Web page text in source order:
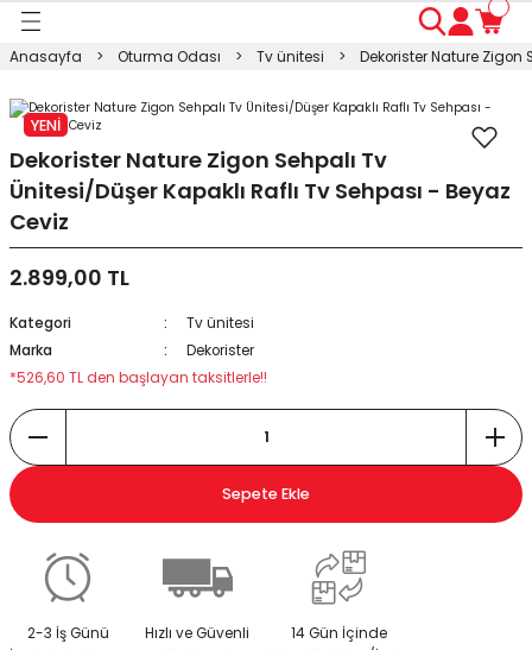
Masası
Dolabı
Anasayfa Oturma Odası Tv ünitesi Dekorister Nature Zigon
YENİ
Dekorister Nature Zigon Sehpalı Tv
Ünitesi/Düşer Kapaklı Raflı Tv Sehpası - Beyaz
Ceviz
2.899,00 TL
Kategori
Tv ünitesi
Marka
Dekorister
*526,60 TL den başlayan taksitlerle!!
Sepete Ekle
2-3 İş Günü
Hızlı ve Güvenli
14 Gün İçinde